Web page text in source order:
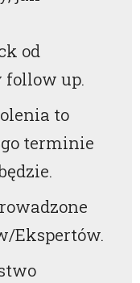
od
follow up.
to
terminie
Ekspertów.